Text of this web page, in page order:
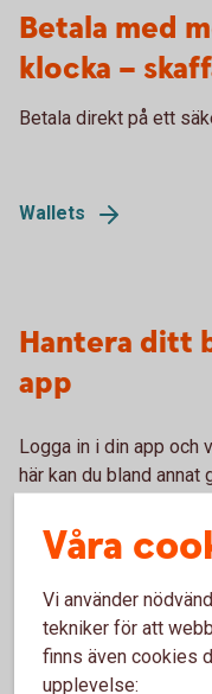
Betala med
klocka –
Betala direkt på ett
Wallets
Hantera ditt
app
Logga in i din app och
här kan du bland annat
företag och
Aktivera barnets
tillfälligt samt slå
Våra
Vi använder
tekniker för att
finns även cookies
upplevelse: